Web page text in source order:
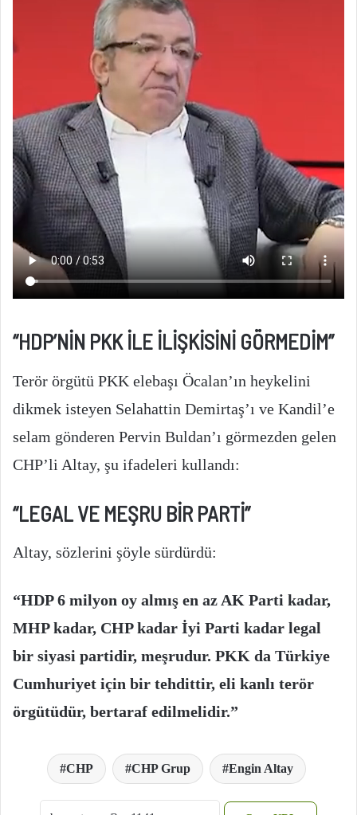
“HDP’NİN PKK İLE İLİŞKİSİNİ GÖRMEDİM”
Terör örgütü PKK elebaşı Öcalan’ın heykelini
dikmek isteyen Selahattin Demirtaş’ı ve Kandil’e
selam gönderen Pervin Buldan’ı görmezden gelen
CHP’li Altay, şu ifadeleri kullandı:
“LEGAL VE MEŞRU BİR PARTİ”
Altay, sözlerini şöyle sürdürdü:
“HDP 6 milyon oy almış en az AK Parti kadar,
MHP kadar, CHP kadar İyi Parti kadar legal
bir siyasi partidir, meşrudur. PKK da Türkiye
Cumhuriyet için bir tehdittir, eli kanlı terör
örgütüdür, bertaraf edilmelidir.”
​CHP ​CHP Grup Engin Altay